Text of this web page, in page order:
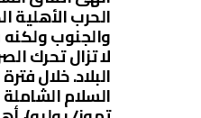
الحرب الأهلية
والجنوب
لا تزال تحرك
البلاد. خلال
السلام